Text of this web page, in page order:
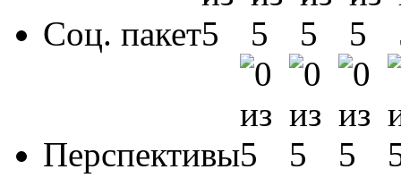
Соц. пакет
Перспективы